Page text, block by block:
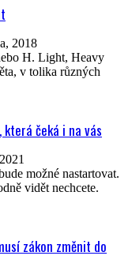
2018
H. Light, Heavy
v tolika různých
která čeká i na vás
možné nastartovat.
vidět nechcete.
zákon změnit do